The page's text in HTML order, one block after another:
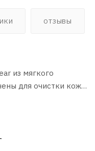
ОТЗЫВЫ
из мягкого
для очистки кожи
чувства